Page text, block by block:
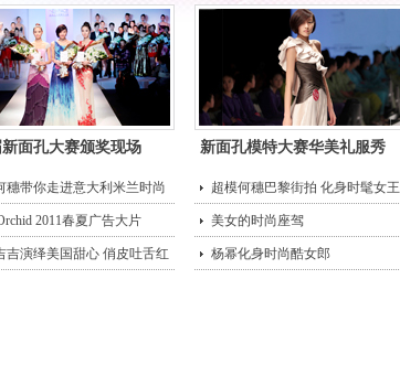
面孔大赛颁奖现场 新面孔模特大赛华美礼服秀
穗带你走进意大利米兰时尚 超模何穗巴黎街拍 化身时髦女王
2011春夏广告大片 美女的时尚座驾
吉演绎美国甜心 俏皮吐舌红 杨幂化身时尚酷女郎